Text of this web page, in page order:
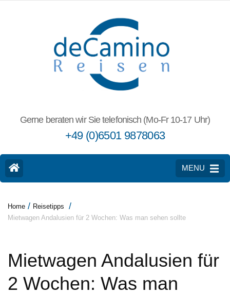
Gerne beraten wir Sie telefonisch (Mo-Fr 10-17 Uhr)
+49 (0)6501 9878063
MENU
Home / Reisetipps /
Mietwagen Andalusien für 2 Wochen: Was man sehen sollte
Mietwagen Andalusien für
2 Wochen: Was man